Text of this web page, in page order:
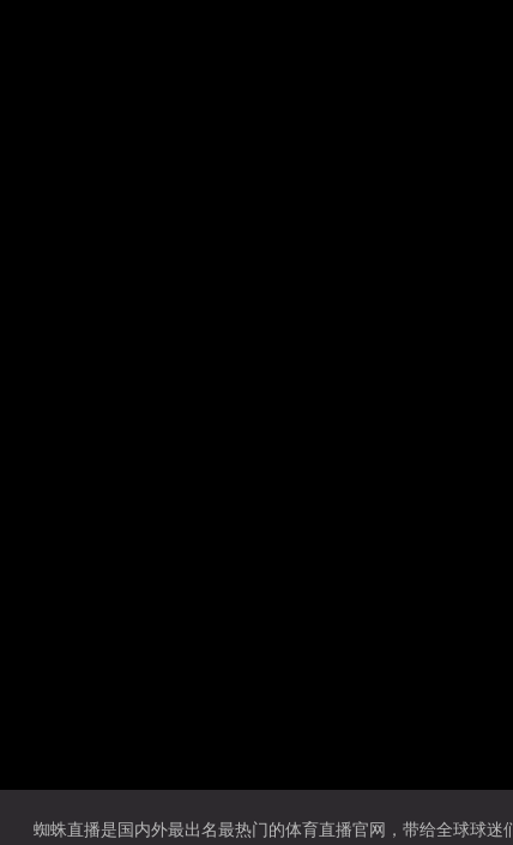
蜘蛛直播是国内外最出名最热门的体育直播官网，带给全球球